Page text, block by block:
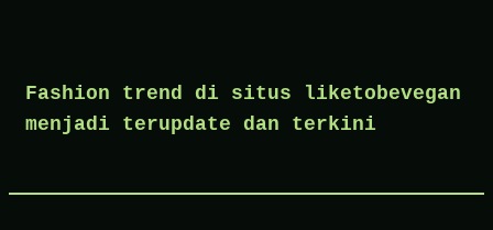
content
Fashion trend di situs liketobevegan
menjadi terupdate dan terkini